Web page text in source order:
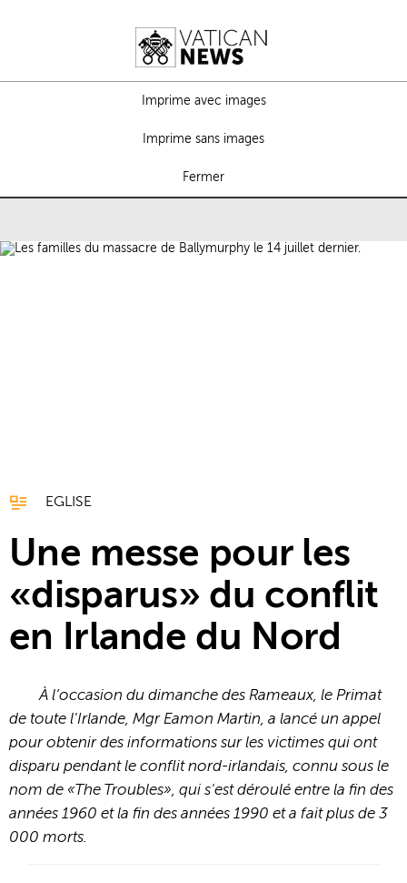
Imprime avec images
Imprime sans images
Fermer
EGLISE
Une messe pour les
«disparus» du conflit
en Irlande du Nord
À l’occasion du dimanche des Rameaux, le Primat
de toute l'Irlande, Mgr Eamon Martin, a lancé un appel
pour obtenir des informations sur les victimes qui ont
disparu pendant le conflit nord-irlandais, connu sous le
nom de «The Troubles», qui s'est déroulé entre la fin des
années 1960 et la fin des années 1990 et a fait plus de 3
000 morts.